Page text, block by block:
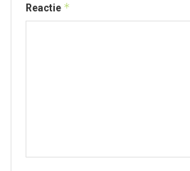
Reactie *